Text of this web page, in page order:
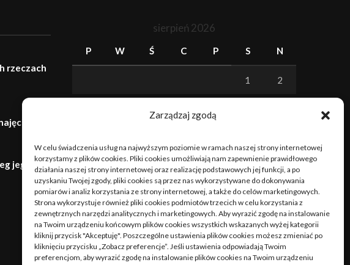
Zarządzaj zgodą
W celu świadczenia usług na najwyższym poziomie w ramach naszej strony internetowej
korzystamy z plików cookies. Pliki cookies umożliwiają nam zapewnienie prawidłowego
działania naszej strony internetowej oraz realizację podstawowych jej funkcji, a po
uzyskaniu Twojej zgody, pliki cookies są przez nas wykorzystywane do dokonywania
pomiarów i analiz korzystania ze strony internetowej, a także do celów marketingowych.
Strona wykorzystuje również pliki cookies podmiotów trzecich w celu korzystania z
zewnętrznych narzędzi analitycznych i marketingowych. Aby wyrazić zgodę na instalowanie
na Twoim urządzeniu końcowym plików cookies wszystkich wskazanych wyżej kategorii
kliknij przycisk "Akceptuję". Poszczególne ustawienia plików cookies możesz zmieniać po
kliknięciu przycisku „Zobacz preferencje”. Jeśli ustawienia odpowiadają Twoim
preferencjom, aby wyrazić zgodę na instalowanie plików cookies na Twoim urządzeniu
rzeczach
jego
sierpień 2026
P W Ś C P S N
1 2
17 18 19 20 21 22 23
24 25 26 27 28 29 30
31
« cze